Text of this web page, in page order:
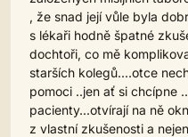
, že snad její vůle byla
s lékaři hodně špatné
dochtoři, co mě
starších kolegů....otce
pomoci ..jen ať si chcípne
pacienty...otvírají na ně
z vlastní zkušenosti a